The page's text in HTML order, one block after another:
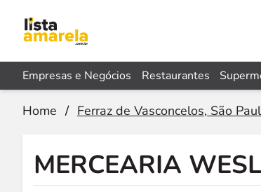
Empresas e Negócios Restaurantes
Home / Ferraz de Vasconcelos, São
MERCEARIA